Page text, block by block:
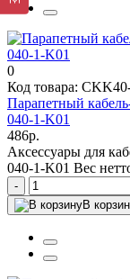
0
Код товара:
Парапетный
040-1-K01
486р.
Аксессуары для
040-1-K01 Вес
-
В